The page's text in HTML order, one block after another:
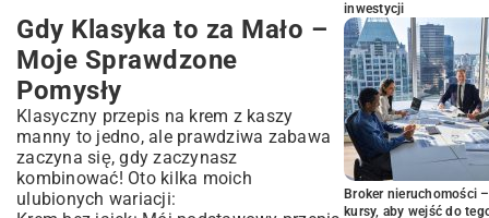
Gdy Klasyka to za Mało –
Moje Sprawdzone
Pomysły
Klasyczny przepis na krem z kaszy
manny to jedno, ale prawdziwa zabawa
zaczyna się, gdy zaczynasz
kombinować! Oto kilka moich
ulubionych wariacji:
inwestycji
Broker nieruchomości
kursy, aby wejść do